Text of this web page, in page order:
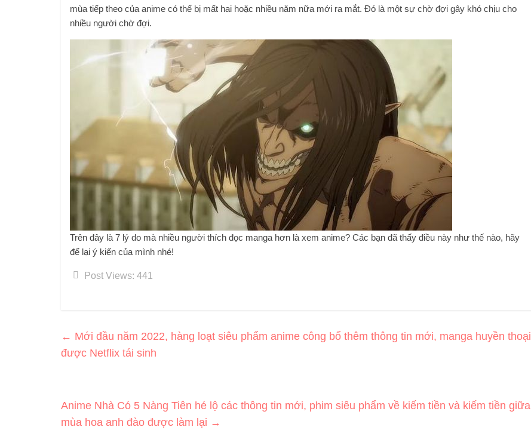
mùa tiếp theo của anime có thể bị mất hai hoặc nhiều năm nữa mới ra mắt. Đó là một sự chờ đợi gây khó chịu cho
nhiều người chờ đợi.
Trên đây là 7 lý do mà nhiều người thích đọc manga hơn là xem anime? Các bạn đã thấy điều này như thế nào, hãy
để lại ý kiến ​​của mình nhé!
Post Views: 441
← Mới đầu năm 2022, hàng loạt siêu phẩm anime công bố thêm thông tin mới, manga huyền thoại
được Netflix tái sinh
Anime Nhà Có 5 Nàng Tiên hé lộ các thông tin mới, phim siêu phẩm về kiếm tiền và kiếm tiền giữa
mùa hoa anh đào được làm lại →